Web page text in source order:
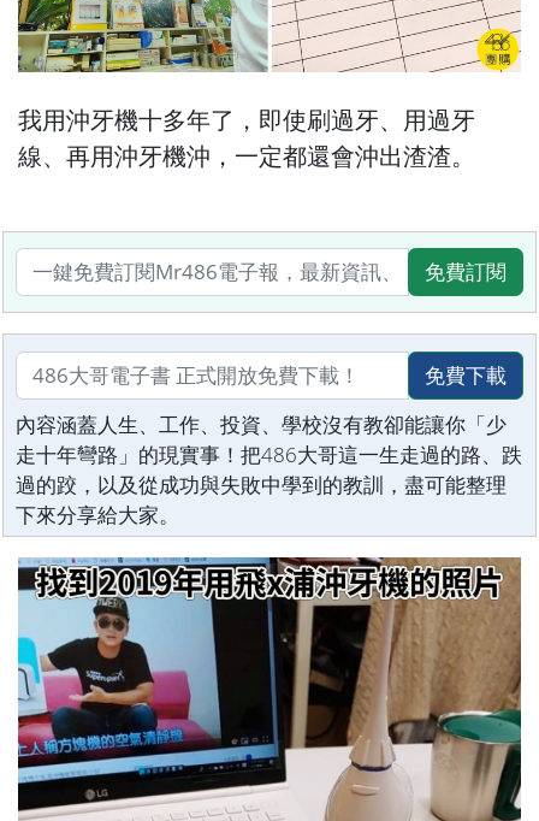
我用沖牙機十多年了，即使刷過牙、用過牙
線、再用沖牙機沖，一定都還會沖出渣渣。
免費訂閱
免費下載
內容涵蓋人生、工作、投資、學校沒有教卻能讓你「少
走十年彎路」的現實事！把486大哥這一生走過的路、跌
過的跤，以及從成功與失敗中學到的教訓，盡可能整理
下來分享給大家。